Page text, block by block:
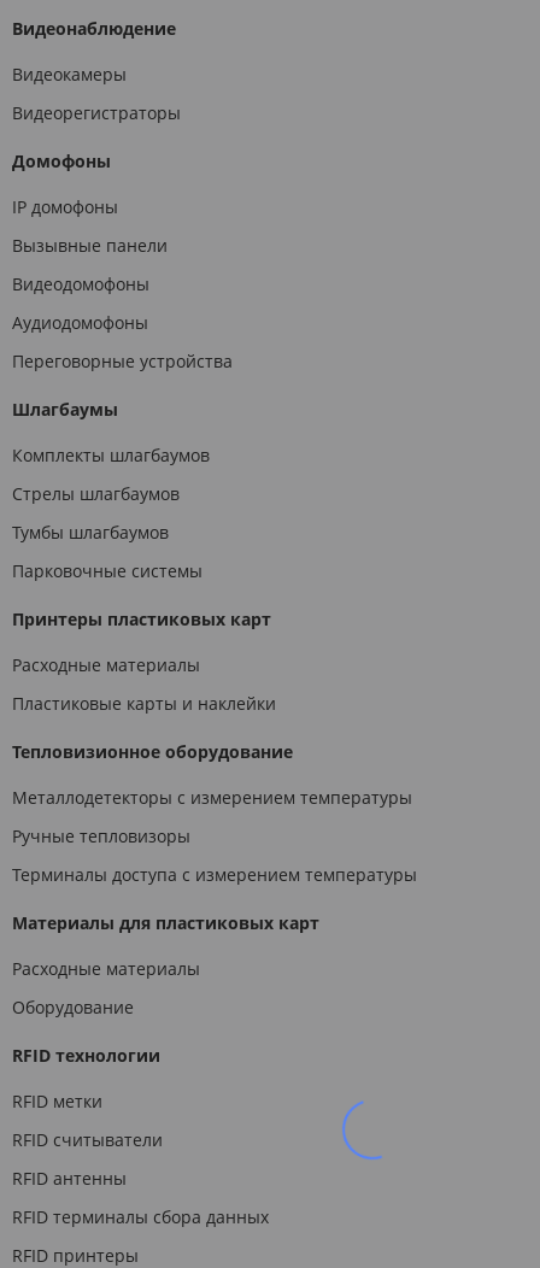
Видеонаблюдение
Видеокамеры
Видеорегистраторы
Домофоны
IP домофоны
Вызывные панели
Видеодомофоны
Аудиодомофоны
Переговорные устройства
Шлагбаумы
Комплекты шлагбаумов
Стрелы шлагбаумов
Тумбы шлагбаумов
Парковочные системы
Принтеры пластиковых карт
Расходные материалы
Пластиковые карты и наклейки
Тепловизионное оборудование
Металлодетекторы с измерением температуры
Ручные тепловизоры
Терминалы доступа с измерением температуры
Материалы для пластиковых карт
Расходные материалы
Оборудование
RFID технологии
RFID метки
RFID считыватели
RFID антенны
RFID терминалы сбора данных
RFID принтеры